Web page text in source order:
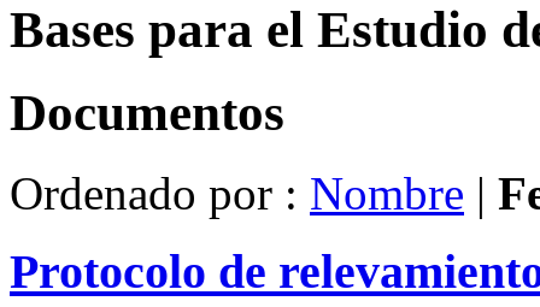
Bases para el Estudio
Documentos
Ordenado por : Nombre |
Protocolo de